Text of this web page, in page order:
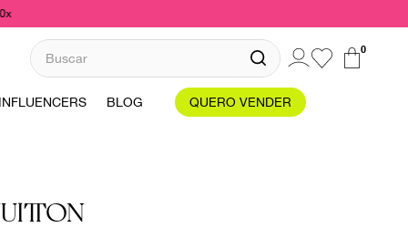
Buscar 0
INFLUENCERS BLOG QUERO VENDER